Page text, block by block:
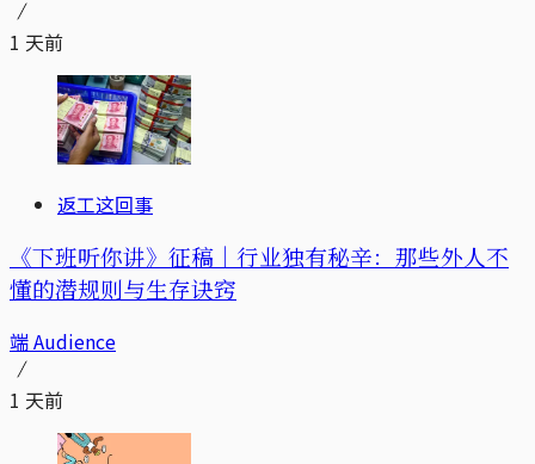
1 天前
返工这回事
《下班听你讲》征稿｜行业独有秘辛：那些外人不
懂的潜规则与生存诀窍
端 Audience
1 天前